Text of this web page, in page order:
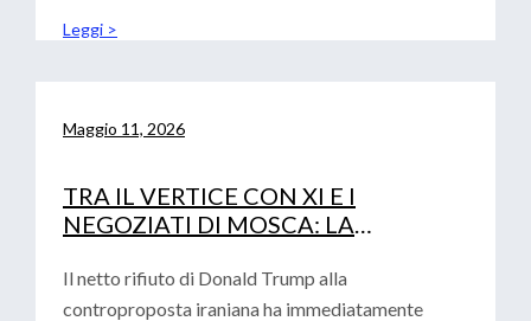
Leggi >
Maggio 11, 2026
TRA IL VERTICE CON XI E I
NEGOZIATI DI MOSCA: LA
PROVA DEI FATTI
Il netto rifiuto di Donald Trump alla
controproposta iraniana ha immediatamente